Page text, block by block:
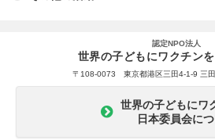
認定NPO法人
世界の子どもにワクチン
〒108-0073 東京都港区三田4-1-9 三
世界の子どもにワ
日本委員会に